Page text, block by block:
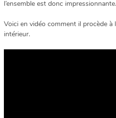
l’ensemble est donc impressionnante.
Voici en vidéo comment il procède à
intérieur.